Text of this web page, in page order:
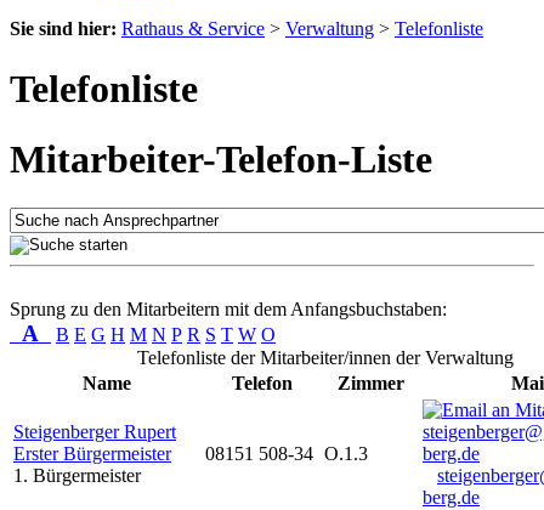
Sie sind hier: Rathaus & Service > Verwaltung > Telefonliste
Telefonliste
Mitarbeiter-Telefon-Liste
Sprung zu den Mitarbeitern mit dem Anfangsbuchstaben:
A B E G H M N P R S T W O
Telefonliste der Mitarbeiter/innen der Verwaltung
Name
Telefon Zimmer
Steigenberger Rupert
Erster Bürgermeister
1. Bürgermeister
08151 508-34 O.1.3
berg.de